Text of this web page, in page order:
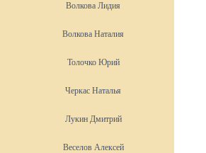
Волкова Лидия
Волкова Наталия
Толочко Юрий
Черкас Наталья
Лукин Дмитрий
Веселов Алексей